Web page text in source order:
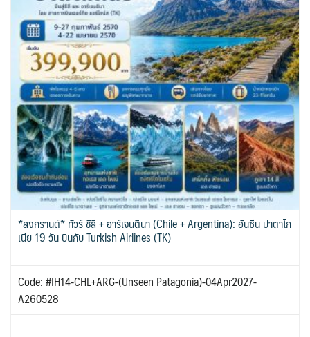
*สงกรานต์* ทัวร์ ชิลี + อาร์เจนตินา (Chile + Argentina): อันซีน ปาตาโก
เนีย 19 วัน บินกับ Turkish Airlines (TK)
Code: #IH14-CHL+ARG-(Unseen Patagonia)-04Apr2027-
A260528